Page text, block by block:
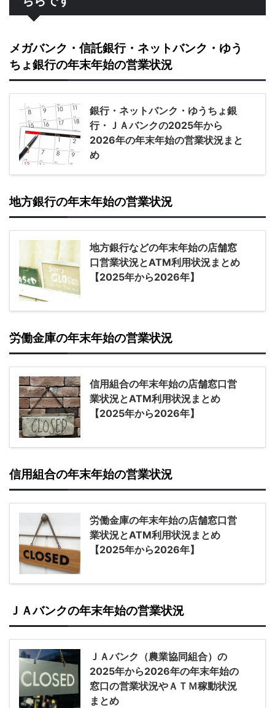
メガバンク・信託銀行・ネットバンク・ゆう
ちょ銀行の年末年始の営業状況
銀行・ネットバンク・ゆうちょ銀
行・ＪＡバンクの2025年から
2026年の年末年始の営業状況まと
め
地方銀行の年末年始の営業状況
地方銀行などの年末年始の店舗窓
口営業状況とATM利用状況まとめ
【2025年から2026年】
労働金庫の年末年始の営業状況
信用組合の年末年始の店舗窓口営
業状況とATM利用状況まとめ
【2025年から2026年】
信用組合の年末年始の営業状況
労働金庫の年末年始の店舗窓口営
業状況とATM利用状況まとめ
【2025年から2026年】
ＪＡバンクの年末年始の営業状況
ＪＡバンク（農業協同組合）の
2025年から2026年の年末年始の
窓口の営業状況やＡＴＭ稼動状況
まとめ